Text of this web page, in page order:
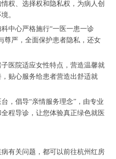
、选择权和隐私权，为病人创
。
心严格施行“一医一患一诊
尊严，全面保护患者隐私，还女
院适应女性特点，营造温馨就
贴心服务给患者营造出舒适就
倡导“亲情服务理念”，由专业
程导诊，让您体验真正绿色就医
关问题，都可以前往杭州红房